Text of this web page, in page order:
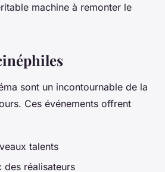
machine à remonter le
sont un incontournable de la
Ces événements offrent
talents
réalisateurs